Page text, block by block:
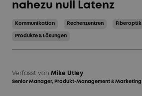
nahezu null Latenz
Kommunikation Rechenzentren Fiberoptik
Produkte & Lösungen
Verfasst von Mike Utley
Senior Manager, Produkt-Management & Marketing